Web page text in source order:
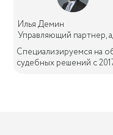
Илья Демин
Управляющий партнер,
Специализируемся на
судебных решений с